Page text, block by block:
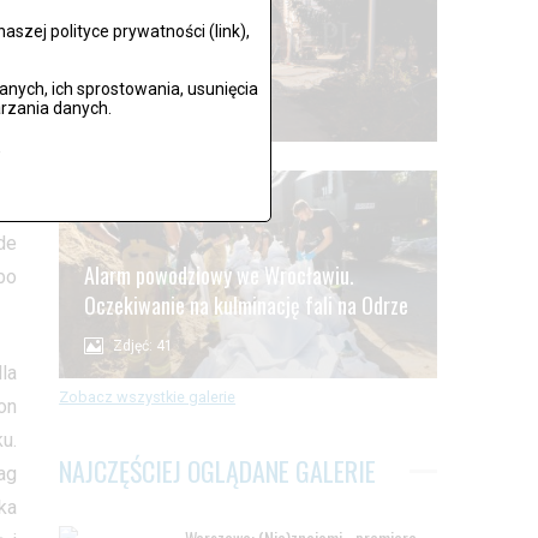
polityce prywatności (link),
ich sprostowania, usunięcia
danych.
Alarm powodziowy we Wrocławiu.
Oczekiwanie na kulminację fali na Odrze
Zdjęć: 41
Zobacz wszystkie galerie
NAJCZĘŚCIEJ OGLĄDANE GALERIE